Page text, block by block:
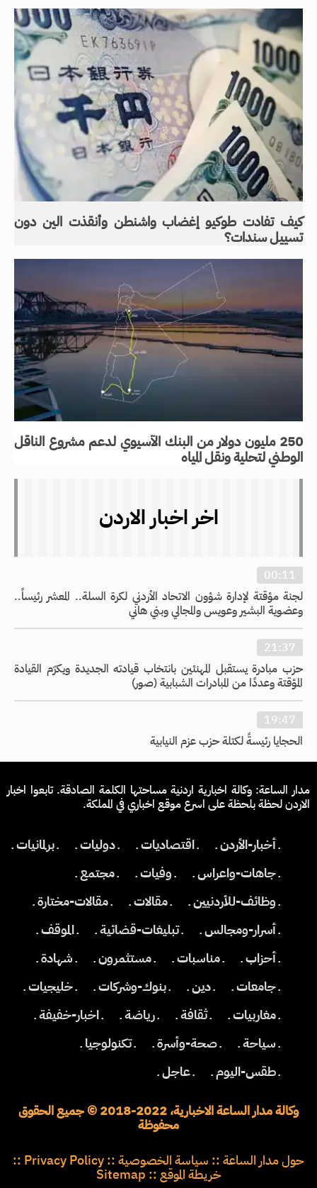
كيف تفادت طوكيو إغضاب واشنطن وأنقذت الين دون
تسييل سندات؟
250 مليون دولار من البنك الآسيوي لدعم مشروع الناقل
الوطني لتحلية ونقل المياه
اخر اخبار الاردن
00:11
لجنة مؤقتة لإدارة شؤون الاتحاد الأردني لكرة السلة.. المعشر رئيساً..
وعضوية البشير وعويس والمجالي وبني هاني
21:37
حزب مبادرة يستقبل المهنئين بانتخاب قيادته الجديدة ويكرّم القيادة
المؤقتة وعددًا من المبادرات الشبابية (صور)
19:47
الحجايا رئيسةً لكتلة حزب عزم النيابية
مدار الساعة: وكالة اخبارية اردنية مساحتها الكلمة الصادقة. تابعوا اخبار
الاردن لحظة بلحظة على اسرع موقع اخباري في المملكة.
ـ أخبار-الأردن ـ ـ اقتصاديات ـ ـ دوليات ـ
ـ برلمانيات ـ
ـ جاهات-واعراس ـ
ـ وفيات ـ
ـ مجتمع ـ
ـ وظائف-للأردنيين ـ
ـ مقالات ـ
ـ مقالات-مختارة ـ
ـ أسرار-ومجالس ـ
ـ تبليغات-قضائية ـ
ـ الموقف ـ
ـ أحزاب ـ
ـ مناسبات ـ ـ مستثمرون ـ
ـ شهادة ـ
ـ جامعات ـ
ـ دين ـ ـ بنوك-وشركات ـ
ـ خليجيات ـ
ـ مغاربيات ـ
ـ ثقافة ـ ـ رياضة ـ
ـ اخبار-خفيفة ـ
ـ سياحة ـ
ـ صحة-وأسرة ـ
ـ تكنولوجيا ـ
ـ طقس-اليوم ـ
ـ عاجل ـ
وكالة مدار الساعة الاخبارية، 2022-2018 © جميع الحقوق
محفوظة
حول مدار الساعة :: سياسة الخصوصية ::
Privacy Policy
::
خريطة الموقع ::
Sitemap